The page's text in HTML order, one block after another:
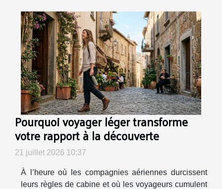
Pourquoi voyager léger transforme
votre rapport à la découverte
21 juillet 2026 10:37
À l’heure où les compagnies aériennes durcissent
leurs règles de cabine et où les voyageurs cumulent